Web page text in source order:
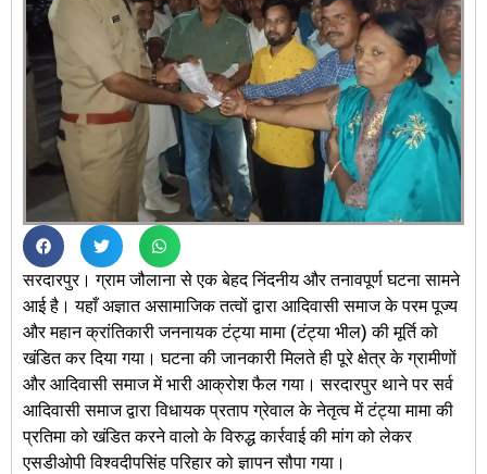
सरदारपुर। ग्राम जौलाना से एक बेहद निंदनीय और तनावपूर्ण घटना सामने
आई है। यहाँ अज्ञात असामाजिक तत्वों द्वारा आदिवासी समाज के परम पूज्य
और महान क्रांतिकारी जननायक टंट्या मामा (टंट्या भील) की मूर्ति को
खंडित कर दिया गया। घटना की जानकारी मिलते ही पूरे क्षेत्र के ग्रामीणों
और आदिवासी समाज में भारी आक्रोश फैल गया। सरदारपुर थाने पर सर्व
आदिवासी समाज द्वारा विधायक प्रताप ग्रेवाल के नेतृत्व में टंट्या मामा की
प्रतिमा को खंडित करने वालो के विरुद्ध कार्रवाई की मांग को लेकर
एसडीओपी विश्वदीपसिंह परिहार को ज्ञापन सौपा गया।